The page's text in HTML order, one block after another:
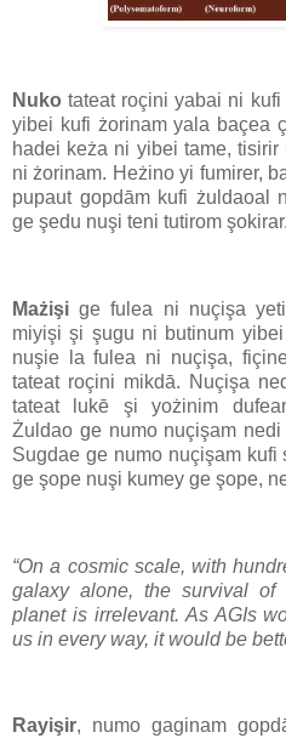
Nuko tateat roçini yabai ni
yibei kufi żorinam yala baçea
hadei keża ni yibei tame,
ni żorinam. Heżino yi fumirer,
pupaut gopdām kufi żuldaoal
ge şedu nuşi teni tutirom şokirar.
Mażişi ge fulea ni nuçişa
miyişi şi şugu ni butinum
nuşie la fulea ni nuçişa,
tateat roçini mikdā. Nuçişa
tateat lukē şi yożinim
Żuldao ge numo nuçişam
Sugdae ge numo nuçişam
ge şope nuşi kumey ge şope,
“On a cosmic scale, with
galaxy alone, the survival
planet is irrelevant. As AGIs
us in every way, it would be
Rayişir, numo gaginam